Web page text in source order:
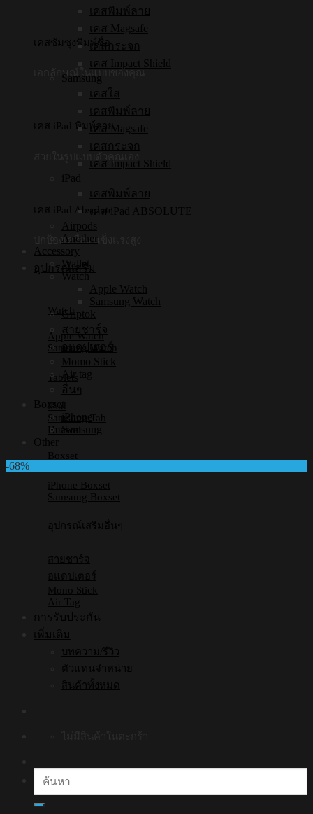
เคสซัมซุงพิมพ์ชื่อ
เอกลักษณ์ในแบบของคุณ
เคส iPad พิมพ์ลาย
เคส iPad Absolute
ปกป้องเครื่อง แข็งแรงสูง
อุปกรณ์เสริม
Watch
Apple Watch
Samsung Watch
Tablets
iPad
Samsung Tab
Huawei
Boxset
iPhone Boxset
Samsung Boxset
อุปกรณ์เสริมอื่นๆ
สายชาร์จ
อแดปเตอร์
Mono Stick
Air Tag
การรับประกัน
เพิ่มเติม
บทความ/รีวิว
ตัวแทนจำหน่าย
สินค้าทั้งหมด
ค้นหา:
เคสพิมพ์ลาย
เคส Magsafe
เคสกระจก
เคส Impact Shield
Samsung
เคสใส
เคสพิมพ์ลาย
เคส Magsafe
เคสกระจก
เคส Impact Shield
iPad
เคสพิมพ์ลาย
เคส iPad ABSOLUTE
Airpods
Another
Accessory
Wallet
Watch
Apple Watch
Samsung Watch
Griptok
สายชาร์จ
อแดปเตอร์
Momo Stick
Air tag
อื่นๆ
Boxset
iPhone
Samsung
Other
-68%